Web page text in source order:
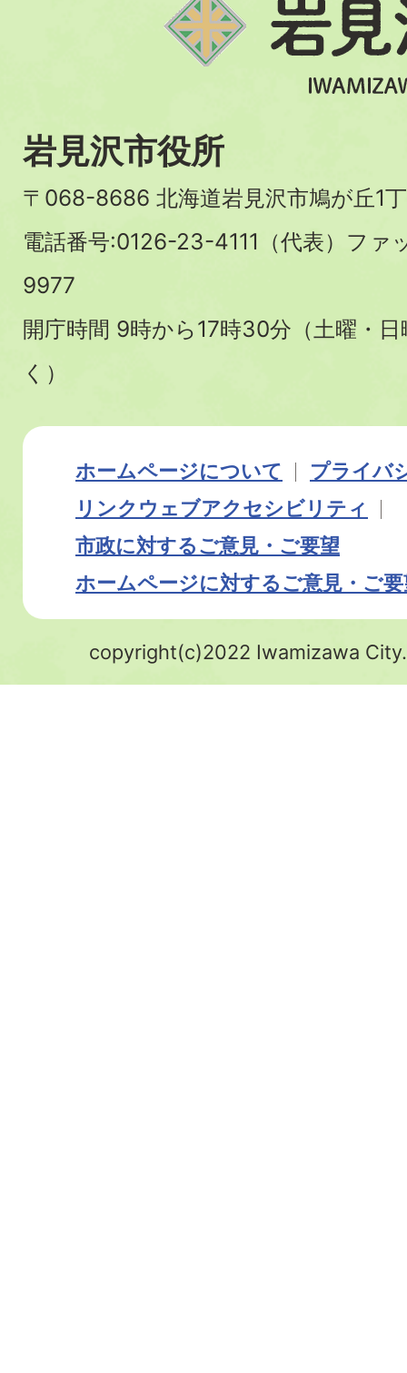
岩見沢市役所
〒068-8686 北海道岩見沢市鳩が丘1
電話番号:0126-23-4111（代表）フ
9977
開庁時間 9時から17時30分（土曜・
く）
ホームページについて
プライバ
リンク ウェブアクセシビリティ
市政に対するご意見・ご要望
ホームページに対するご意見・ご
copyright(c)2022 Iwamizawa